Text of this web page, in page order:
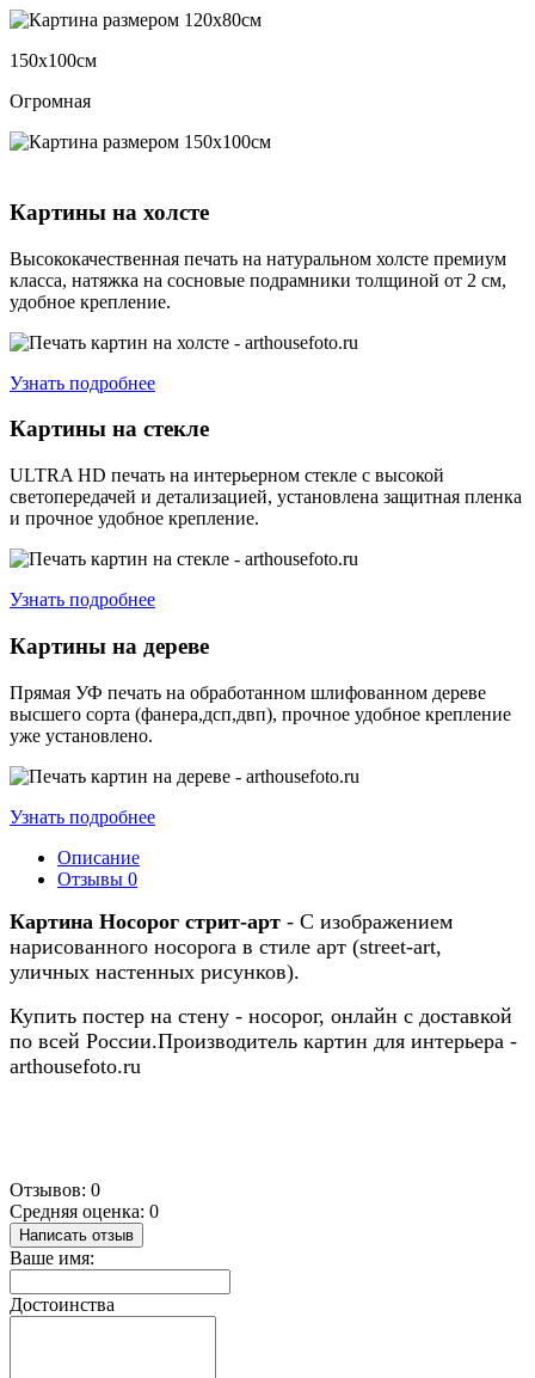
150х100см
Огромная
Картины на холсте
Высококачественная печать на натуральном холсте премиум
класса, натяжка на сосновые подрамники толщиной от 2 см,
удобное крепление.
Узнать подробнее
Картины на стекле
ULTRA HD печать на интерьерном стекле с высокой
светопередачей и детализацией, установлена защитная пленка
и прочное удобное крепление.
Узнать подробнее
Картины на дереве
Прямая УФ печать на обработанном шлифованном дереве
высшего сорта (фанера,дсп,двп), прочное удобное крепление
уже установлено.
Узнать подробнее
Описание
Отзывы 0
Картина Носорог стрит-арт - С изображением
нарисованного носорога в стиле арт (street-art,
уличных настенных рисунков).
Купить постер на стену - носорог, онлайн с доставкой
по всей России.Производитель картин для интерьера -
arthousefoto.ru
Отзывов: 0
Средняя оценка: 0
Написать отзыв
Ваше имя:
Достоинства